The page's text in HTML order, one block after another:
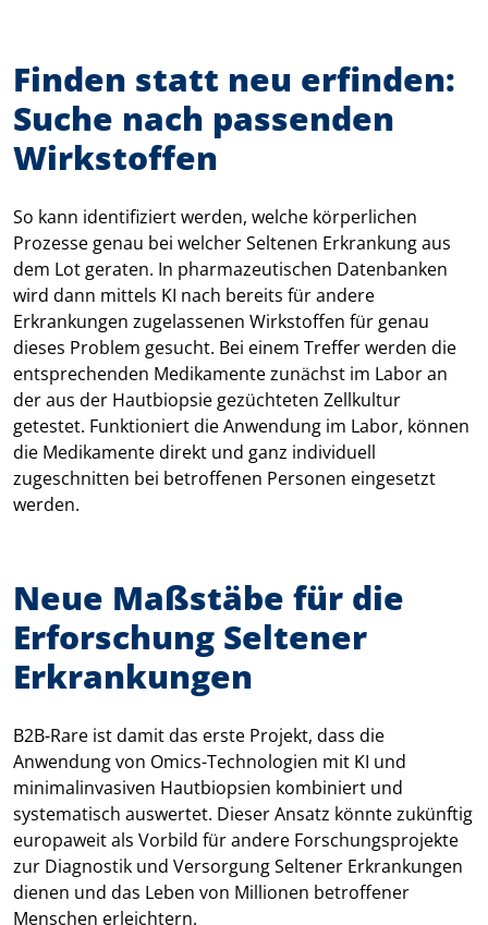
Finden statt neu erfinden:
Suche nach passenden
Wirkstoffen
So kann identifiziert werden, welche körperlichen
Prozesse genau bei welcher Seltenen Erkrankung aus
dem Lot geraten. In pharmazeutischen Datenbanken
wird dann mittels KI nach bereits für andere
Erkrankungen zugelassenen Wirkstoffen für genau
dieses Problem gesucht. Bei einem Treffer werden die
entsprechenden Medikamente zunächst im Labor an
der aus der Hautbiopsie gezüchteten Zellkultur
getestet. Funktioniert die Anwendung im Labor, können
die Medikamente direkt und ganz individuell
zugeschnitten bei betroffenen Personen eingesetzt
werden.
Neue Maßstäbe für die
Erforschung Seltener
Erkrankungen
B2B-Rare ist damit das erste Projekt, dass die
Anwendung von Omics-Technologien mit KI und
minimalinvasiven Hautbiopsien kombiniert und
systematisch auswertet. Dieser Ansatz könnte zukünftig
europaweit als Vorbild für andere Forschungsprojekte
zur Diagnostik und Versorgung Seltener Erkrankungen
dienen und das Leben von Millionen betroffener
Menschen erleichtern.